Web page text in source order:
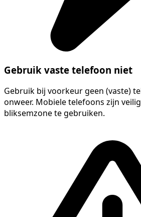
Gebruik vaste telefoon niet
Gebruik bij voorkeur geen (vaste)
onweer. Mobiele telefoons zijn
bliksemzone te gebruiken.